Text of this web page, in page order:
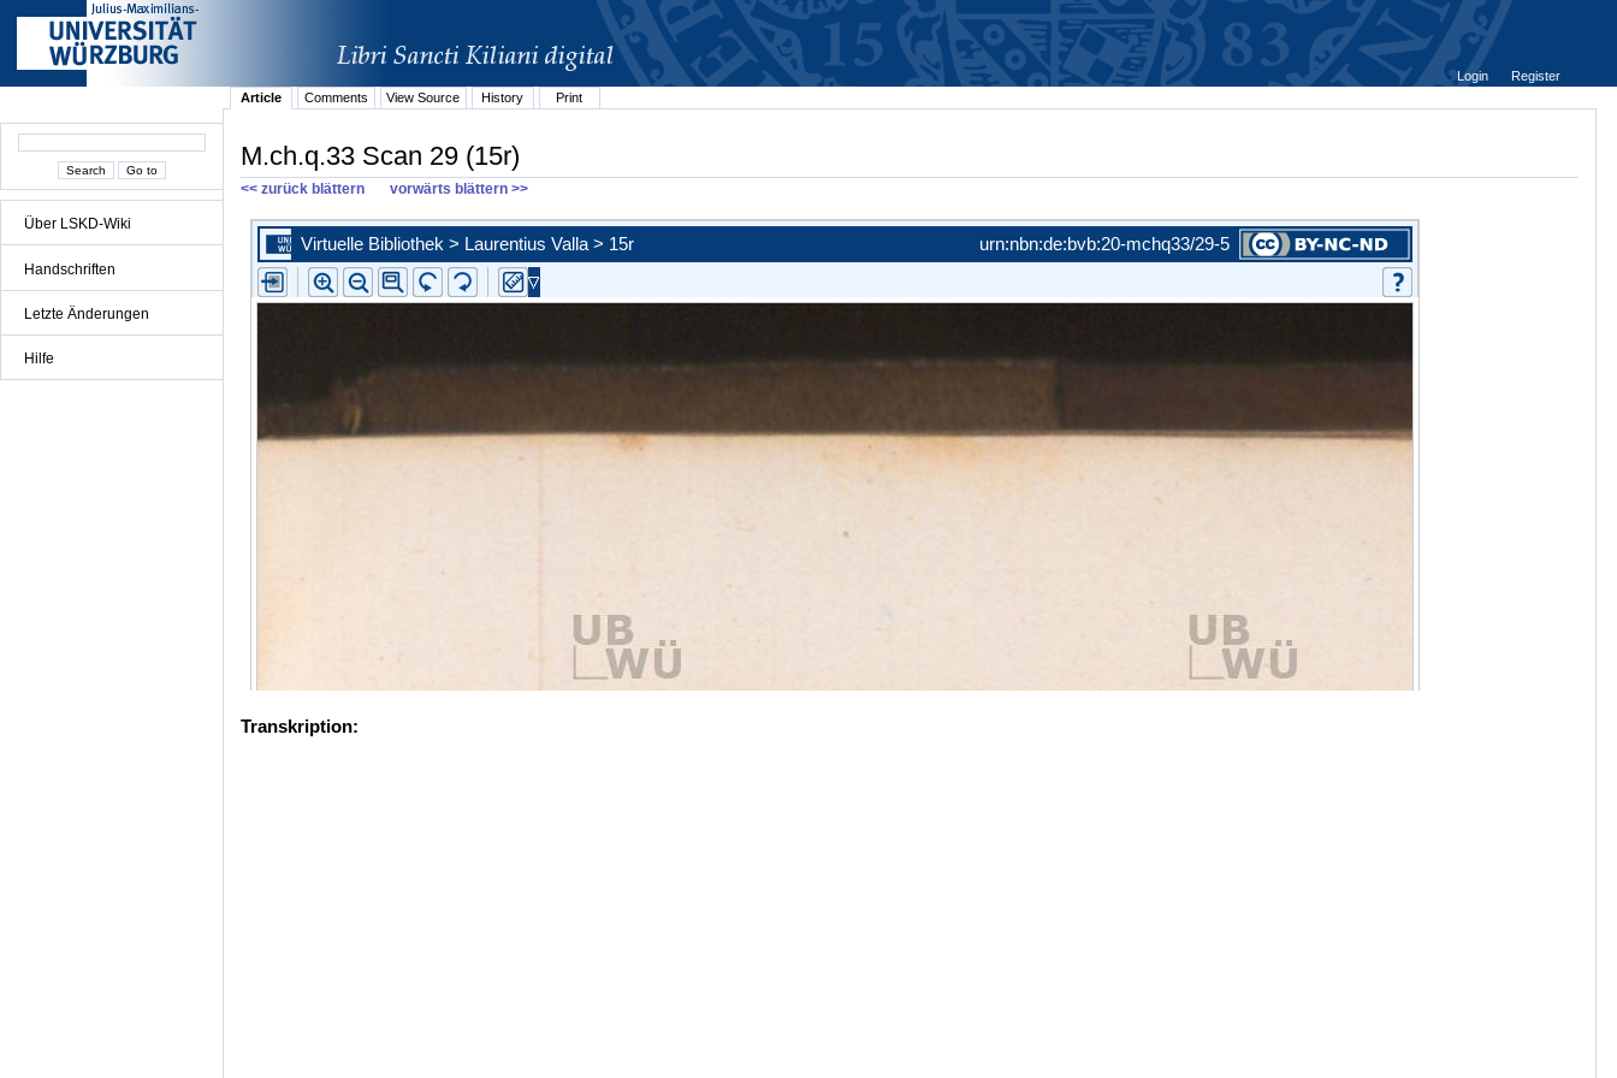
Über LSKD-Wiki
Handschriften
Letzte Änderungen
Hilfe
Login
Register
Article
Comments View Source History Print
M.ch.q.33 Scan 29 (15r)
<< zurück blättern vorwärts blättern >>
Transkription: